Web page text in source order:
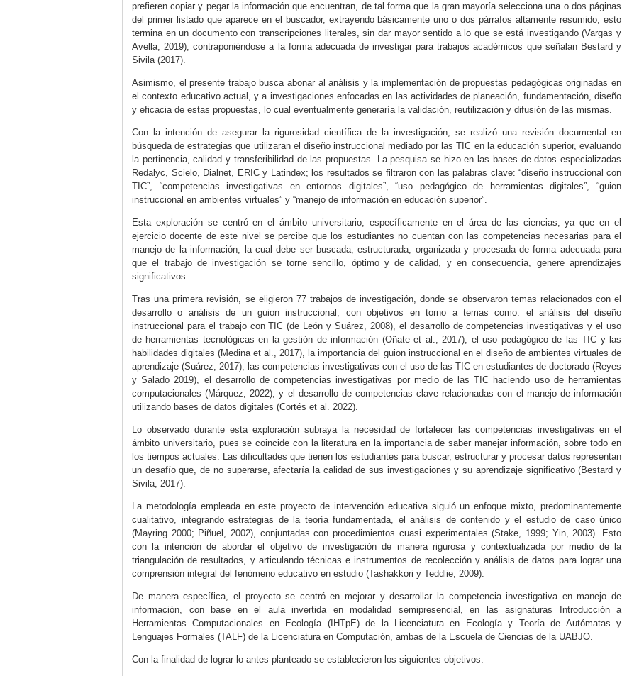
prefieren copiar y pegar la información que encuentran, de tal forma que la gran mayoría selecciona una o dos páginas
del primer listado que aparece en el buscador, extrayendo básicamente uno o dos párrafos altamente resumido; esto
termina en un documento con transcripciones literales, sin dar mayor sentido a lo que se está investigando (Vargas y
Avella, 2019), contraponiéndose a la forma adecuada de investigar para trabajos académicos que señalan Bestard y
Sivila (2017).
Asimismo, el presente trabajo busca abonar al análisis y la implementación de propuestas pedagógicas originadas en
el contexto educativo actual, y a investigaciones enfocadas en las actividades de planeación, fundamentación, diseño
y eficacia de estas propuestas, lo cual eventualmente generaría la validación, reutilización y difusión de las mismas.
Con la intención de asegurar la rigurosidad científica de la investigación, se realizó una revisión documental en
búsqueda de estrategias que utilizaran el diseño instruccional mediado por las TIC en la educación superior, evaluando
la pertinencia, calidad y transferibilidad de las propuestas. La pesquisa se hizo en las bases de datos especializadas
Redalyc, Scielo, Dialnet, ERIC y Latindex; los resultados se filtraron con las palabras clave: “diseño instruccional con
TIC”, “competencias investigativas en entornos digitales”, “uso pedagógico de herramientas digitales”, “guion
instruccional en ambientes virtuales” y “manejo de información en educación superior”.
Esta exploración se centró en el ámbito universitario, específicamente en el área de las ciencias, ya que en el
ejercicio docente de este nivel se percibe que los estudiantes no cuentan con las competencias necesarias para el
manejo de la información, la cual debe ser buscada, estructurada, organizada y procesada de forma adecuada para
que el trabajo de investigación se torne sencillo, óptimo y de calidad, y en consecuencia, genere aprendizajes
significativos.
Tras una primera revisión, se eligieron 77 trabajos de investigación, donde se observaron temas relacionados con el
desarrollo o análisis de un guion instruccional, con objetivos en torno a temas como: el análisis del diseño
instruccional para el trabajo con TIC (de León y Suárez, 2008), el desarrollo de competencias investigativas y el uso
de herramientas tecnológicas en la gestión de información (Oñateet al ., 2017), el uso pedagógico de las TIC y las
habilidades digitales (Medinaet al ., 2017), la importancia del guion instruccional en el diseño de ambientes virtuales de
aprendizaje (Suárez, 2017), las competencias investigativas con el uso de las TIC en estudiantes de doctorado (Reyes
y Salado 2019), el desarrollo de competencias investigativas por medio de las TIC haciendo uso de herramientas
computacionales (Márquez, 2022), y el desarrollo de competencias clave relacionadas con el manejo de información
utilizando bases de datos digitales (Cortés et al . 2022).
Lo observado durante esta exploración subraya la necesidad de fortalecer las competencias investigativas en el
ámbito universitario, pues se coincide con la literatura en la importancia de saber manejar información, sobre todo en
los tiempos actuales. Las dificultades que tienen los estudiantes para buscar, estructurar y procesar datos representan
un desafío que, de no superarse, afectaría la calidad de sus investigaciones y su aprendizaje significativo (Bestard y
Sivila, 2017).
La metodología empleada en este proyecto de intervención educativa siguió un enfoque mixto, predominantemente
cualitativo, integrando estrategias de la teoría fundamentada, el análisis de contenido y el estudio de caso único
(Mayring 2000; Piñuel, 2002), conjuntadas con procedimientos cuasi experimentales (Stake, 1999; Yin, 2003). Esto
con la intención de abordar el objetivo de investigación de manera rigurosa y contextualizada por medio de la
triangulación de resultados, y articulando técnicas e instrumentos de recolección y análisis de datos para lograr una
comprensión integral del fenómeno educativo en estudio (Tashakkori y Teddlie, 2009).
De manera específica, el proyecto se centró en mejorar y desarrollar la competencia investigativa en manejo de
información, con base en el aula invertida en modalidad semipresencial, en las asignaturas Introducción a
Herramientas Computacionales en Ecología (IHTpE) de la Licenciatura en Ecología y Teoría de Autómatas y
Lenguajes Formales (TALF) de la Licenciatura en Computación, ambas de la Escuela de Ciencias de la UABJO.
Con la finalidad de lograr lo antes planteado se establecieron los siguientes objetivos: